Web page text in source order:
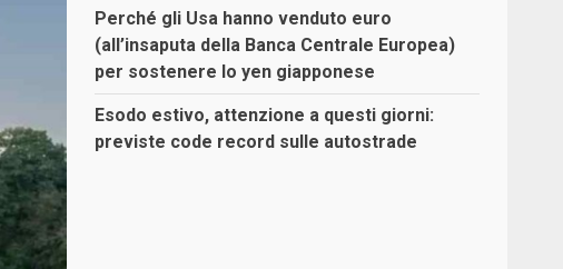
Perché gli Usa hanno venduto euro
(all’insaputa della Banca Centrale Europea)
per sostenere lo yen giapponese
Esodo estivo, attenzione a questi giorni:
previste code record sulle autostrade